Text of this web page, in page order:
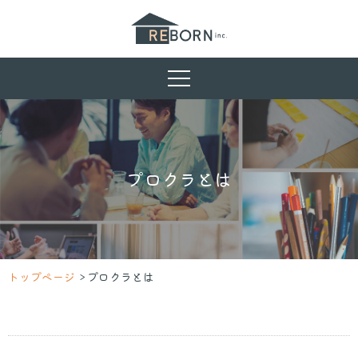
プロクラとは
トップページ プロクラとは